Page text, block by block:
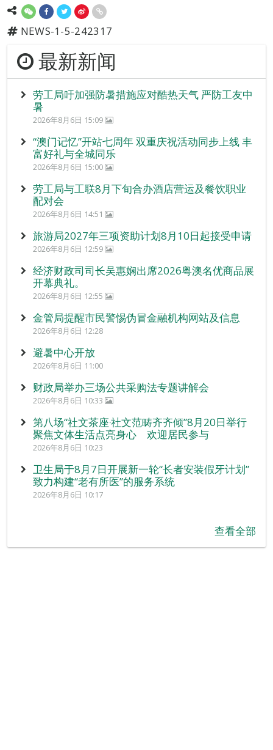
NEWS-1-5-242317
最新新闻
劳工局吁加强防暑措施应对酷热天气 严防工友中
暑
2026年8月6日 15:09
“澳门记忆”开站七周年 双重庆祝活动同步上线 丰
富好礼与全城同乐
2026年8月6日 15:00
劳工局与工联8月下旬合办酒店营运及餐饮职业
配对会
2026年8月6日 14:51
旅游局2027年三项资助计划8月10日起接受申请
2026年8月6日 12:59
经济财政司司长吴惠娴出席2026粤澳名优商品展
开幕典礼。
2026年8月6日 12:55
金管局提醒市民警惕伪冒金融机构网站及信息
2026年8月6日 12:28
避暑中心开放
2026年8月6日 11:00
财政局举办三场公共采购法专题讲解会
2026年8月6日 10:33
第八场“社文茶座‧社文范畴齐齐倾”8月20日举行
聚焦文体生活点亮身心 欢迎居民参与
2026年8月6日 10:23
卫生局于8月7日开展新一轮“长者安装假牙计划”
致力构建“老有所医”的服务系统
2026年8月6日 10:17
查看全部